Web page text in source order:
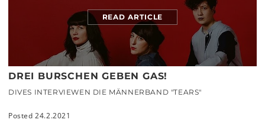
READ ARTICLE
DREI BURSCHEN GEBEN GAS!
DIVES INTERVIEWEN DIE MÄNNERBAND "TEARS"
Posted 24.2.2021